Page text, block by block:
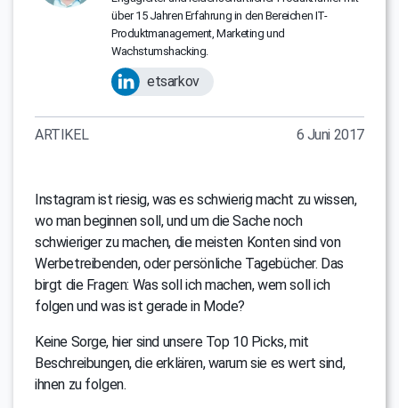
über 15 Jahren Erfahrung in den Bereichen IT-
Produktmanagement, Marketing und
Wachstumshacking.
etsarkov
ARTIKEL 6 Juni 2017
Instagram ist riesig, was es schwierig macht zu wissen,
wo man beginnen soll, und um die Sache noch
schwieriger zu machen, die meisten Konten sind von
Werbetreibenden, oder persönliche Tagebücher. Das
birgt die Fragen: Was soll ich machen, wem soll ich
folgen und was ist gerade in Mode?
Keine Sorge, hier sind unsere Top 10 Picks, mit
Beschreibungen, die erklären, warum sie es wert sind,
ihnen zu folgen.